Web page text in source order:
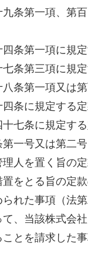
条第一項、第
条第一項に規
条第三項に規
条第一項又は
条に規定する
七条に規定す
一号又は第二
人を置く旨の
をとる旨の定
れた事項（法
て、当該株式会
とを請求した